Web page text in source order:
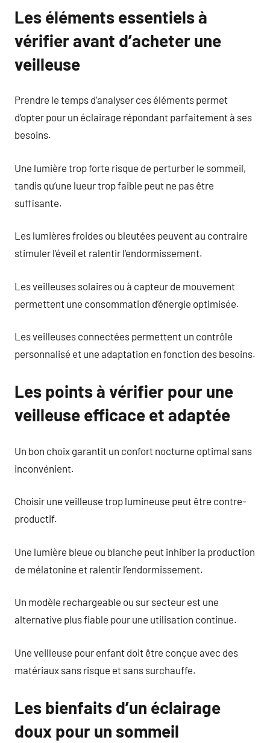
Les éléments essentiels à
vérifier avant d’acheter une
veilleuse
Prendre le temps d’analyser ces éléments permet
d’opter pour un éclairage répondant parfaitement à ses
besoins.
Une lumière trop forte risque de perturber le sommeil,
tandis qu’une lueur trop faible peut ne pas être
suffisante.
Les lumières froides ou bleutées peuvent au contraire
stimuler l’éveil et ralentir l’endormissement.
Les veilleuses solaires ou à capteur de mouvement
permettent une consommation d’énergie optimisée.
Les veilleuses connectées permettent un contrôle
personnalisé et une adaptation en fonction des besoins.
Les points à vérifier pour une
veilleuse efficace et adaptée
Un bon choix garantit un confort nocturne optimal sans
inconvénient.
Choisir une veilleuse trop lumineuse peut être contre-
productif.
Une lumière bleue ou blanche peut inhiber la production
de mélatonine et ralentir l’endormissement.
Un modèle rechargeable ou sur secteur est une
alternative plus fiable pour une utilisation continue.
Une veilleuse pour enfant doit être conçue avec des
matériaux sans risque et sans surchauffe.
Les bienfaits d’un éclairage
doux pour un sommeil